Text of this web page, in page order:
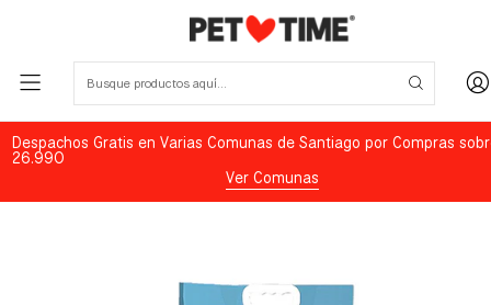
Despachos Gratis en Varias Comunas de Santiago por Compras
26.990
Ver Comunas